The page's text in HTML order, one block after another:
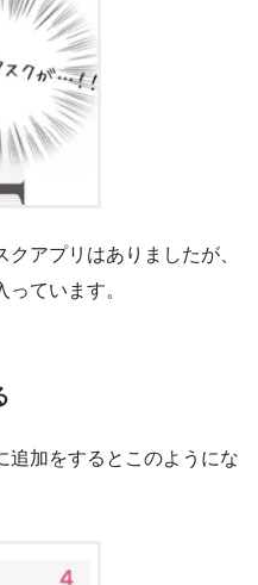
アプリはありましたが、
ています。
追加をするとこのようにな